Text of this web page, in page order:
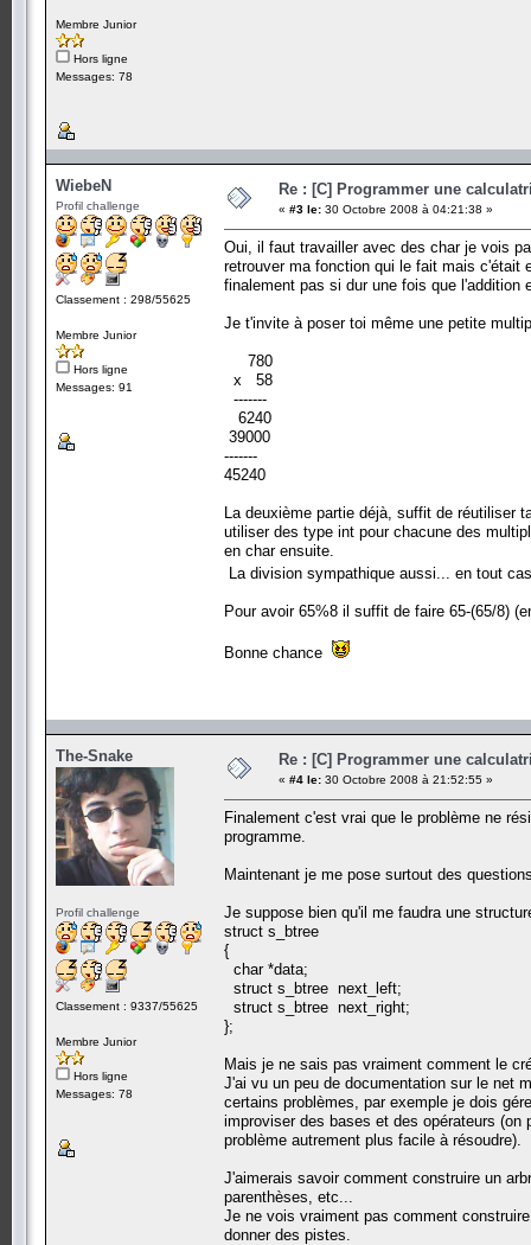
Membre Junior
Hors ligne
Messages: 78
WiebeN
Profil challenge
Classement : 298/55625
Membre Junior
Hors ligne
Messages: 91
Re : [C] Programmer une
« #3 le: 30 Octobre 2008 à 04:21:38 »
Oui, il faut travailler avec des char je vois
retrouver ma fonction qui le fait mais c'était
finalement pas si dur une fois que l'addition
Je t'invite à poser toi même une petite
780
x 58
-------
6240
39000
-------
45240
La deuxième partie déjà, suffit de réutiliser
utiliser des type int pour chacune des
en char ensuite.
La division sympathique aussi... en tout
Pour avoir 65%8 il suffit de faire 65-(65/8)
Bonne chance
The-Snake
Profil challenge
Classement : 9337/55625
Membre Junior
Hors ligne
Messages: 78
Re : [C] Programmer une
« #4 le: 30 Octobre 2008 à 21:52:55 »
Finalement c'est vrai que le problème ne
programme.
Maintenant je me pose surtout des
Je suppose bien qu'il me faudra une
struct s_btree
{
char *data;
struct s_btree next_left;
struct s_btree next_right;
};
Mais je ne sais pas vraiment comment le
J'ai vu un peu de documentation sur le net
certains problèmes, par exemple je dois
improviser des bases et des opérateurs
problème autrement plus facile à résoudre).
J'aimerais savoir comment construire un
parenthèses, etc...
Je ne vois vraiment pas comment
donner des pistes.